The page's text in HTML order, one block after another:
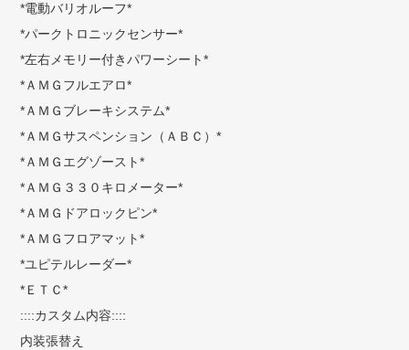
*電動バリオルーフ*
*パークトロニックセンサー*
*左右メモリー付きパワーシート*
*ＡＭＧフルエアロ*
*ＡＭＧブレーキシステム*
*ＡＭＧサスペンション（ＡＢＣ）*
*ＡＭＧエグゾースト*
*ＡＭＧ３３０キロメーター*
*ＡＭＧドアロックピン*
*ＡＭＧフロアマット*
*ユピテルレーダー*
*ＥＴＣ*
::::カスタム内容::::
内装張替え